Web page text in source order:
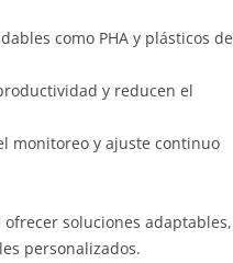
como PHA y plásticos de
y reducen el
monitoreo y ajuste continuo
soluciones adaptables,
personalizados.